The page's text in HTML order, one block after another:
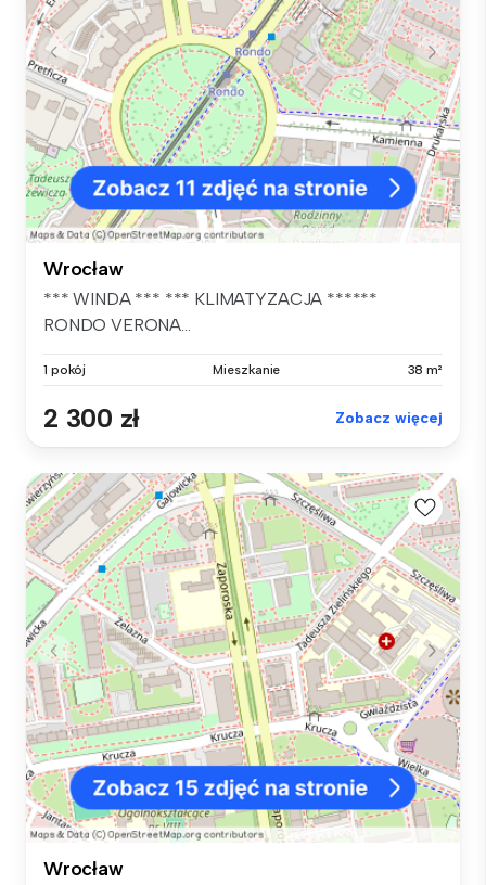
Wrocław
*** WINDA *** *** KLIMATYZACJA ******
RONDO VERONA...
1 pokój Mieszkanie 38 m²
2 300 zł Zobacz więcej
Wrocław